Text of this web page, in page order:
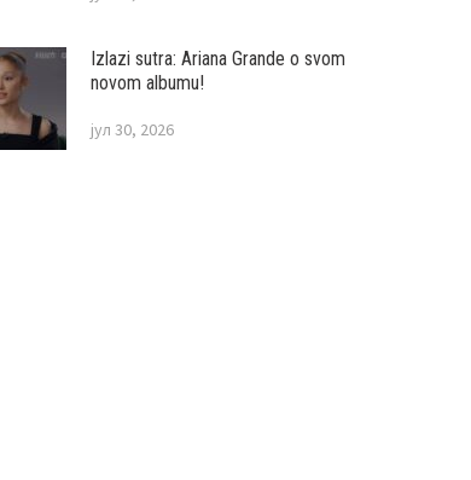
Izlazi sutra: Ariana Grande o svom
novom albumu!
јул 30, 2026